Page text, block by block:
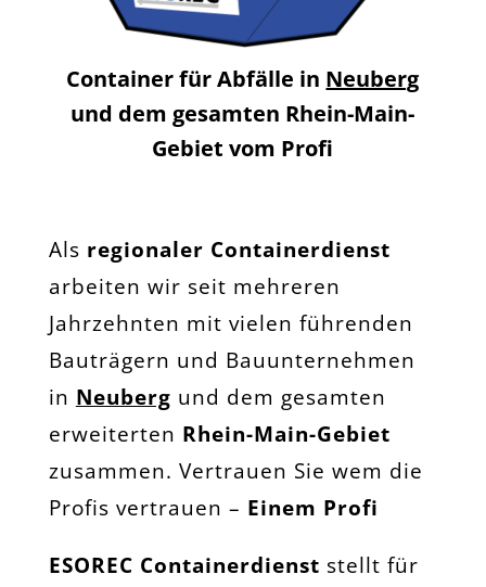
Container für Abfälle in Neuberg
und dem gesamten Rhein-Main-
Gebiet vom Profi
Als regionaler Containerdienst
arbeiten wir seit mehreren
Jahrzehnten mit vielen führenden
Bauträgern und Bauunternehmen
in Neuberg und dem gesamten
erweiterten Rhein-Main-Gebiet
zusammen. Vertrauen Sie wem die
Profis vertrauen – Einem Profi
ESOREC Containerdienst stellt für